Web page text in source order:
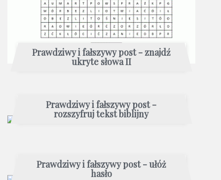
Prawdziwy i fałszywy post - znajdź
ukryte słowa II
Prawdziwy i fałszywy post -
rozszyfruj tekst biblijny
Prawdziwy i fałszywy post - ułóż
hasło